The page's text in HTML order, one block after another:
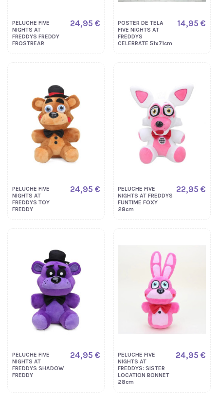
PELUCHE FIVE
NIGHTS AT
FREDDYS FREDDY
FROSTBEAR
24,95 €
POSTER DE TELA
FIVE NIGHTS AT
FREDDYS
CELEBRATE 51x71cm
14,95 €
PELUCHE FIVE
NIGHTS AT
FREDDYS TOY
FREDDY
24,95 €
PELUCHE FIVE
NIGHTS AT FREDDYS
FUNTIME FOXY
28cm
22,95 €
PELUCHE FIVE
NIGHTS AT
FREDDYS SHADOW
FREDDY
24,95 €
PELUCHE FIVE
NIGHTS AT
FREDDYS: SISTER
LOCATION BONNET
28cm
24,95 €